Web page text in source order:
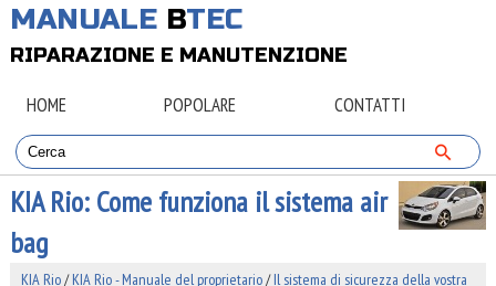
MANUALE BTEC
RIPARAZIONE E MANUTENZIONE
HOME POPOLARE CONTATTI
KIA Rio: Come funziona il sistema air
bag
KIA Rio/KIA Rio - Manuale del proprietario/Il sistema di sicurezza della vostra